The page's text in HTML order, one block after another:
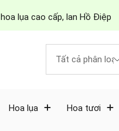
lụa cao cấp, lan Hồ Điệp
Hoa lụa Hoa tươi